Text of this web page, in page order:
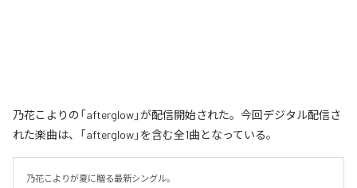
乃花こよりの「afterglow」が配信開始された。今回デジタル配信さ
れた楽曲は、「afterglow」を含む全1曲となっている。
乃花こよりが夏に贈る最新シングル。